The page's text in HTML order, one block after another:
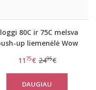
80C ir 75C melsva
up liemenėlė Wow
11 75€ 2495€
DAUGIAU